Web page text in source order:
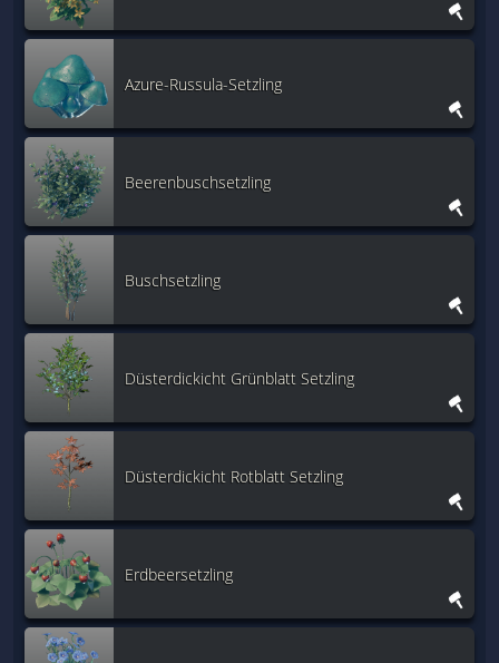
Azure-Russula-Setzling
Beerenbuschsetzling
Buschsetzling
Düsterdickicht Grünblatt Setzling
Düsterdickicht Rotblatt Setzling
Erdbeersetzling